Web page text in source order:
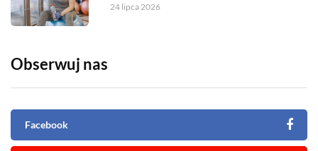
24 lipca 2026
Obserwuj nas
Facebook